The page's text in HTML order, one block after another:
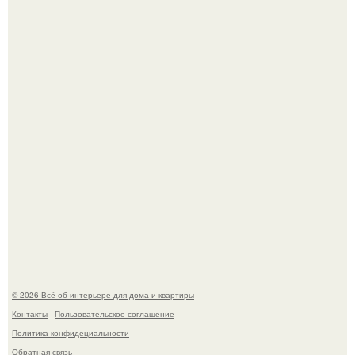
© 2026 Всё об интерьере для дома и квартиры
Контакты
Пользовательское соглашение
Политика конфидециальности
Обратная связь